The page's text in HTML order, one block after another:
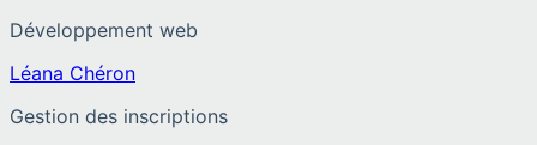
Développement web
Léana Chéron
Gestion des inscriptions